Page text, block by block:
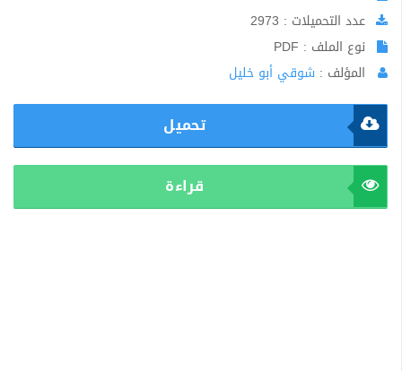
عدد التحميلات : 2973
نوع الملف : PDF
المؤلف : شوقي أبو خليل
تحميل
قراءة